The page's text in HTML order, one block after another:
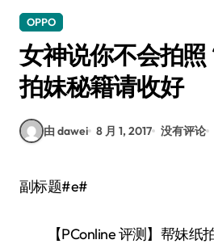
OPPO
女神说你不会拍
拍妹秘籍请收好
由 dawei 8 月 1, 2017 没有评论
副标题#e#
【PConline 评测】帮妹纸